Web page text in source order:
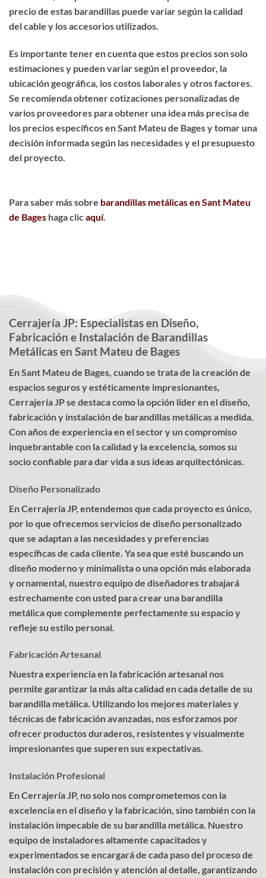
precio de estas barandillas puede variar según la calidad
del cable y los accesorios utilizados.
Es importante tener en cuenta que estos precios son solo
estimaciones y pueden variar según el proveedor, la
ubicación geográfica, los costos laborales y otros factores.
Se recomienda obtener cotizaciones personalizadas de
varios proveedores para obtener una idea más precisa de
los precios específicos en Sant Mateu de Bages y tomar una
decisión informada según las necesidades y el presupuesto
del proyecto.
Para saber más sobre barandillas metálicas en Sant Mateu
de Bages haga clicaquí.
Cerrajería JP: Especialistas en Diseño,
Fabricación e Instalación de Barandillas
Metálicas en Sant Mateu de Bages
En Sant Mateu de Bages, cuando se trata de la creación de
espacios seguros y estéticamente impresionantes,
Cerrajería JP se destaca como la opción líder en el diseño,
fabricación y instalación de barandillas metálicas a medida.
Con años de experiencia en el sector y un compromiso
inquebrantable con la calidad y la excelencia, somos su
socio confiable para dar vida a sus ideas arquitectónicas.
Diseño Personalizado
En Cerrajería JP, entendemos que cada proyecto es único,
por lo que ofrecemos servicios de diseño personalizado
que se adaptan a las necesidades y preferencias
específicas de cada cliente. Ya sea que esté buscando un
diseño moderno y minimalista o una opción más elaborada
y ornamental, nuestro equipo de diseñadores trabajará
estrechamente con usted para crear una barandilla
metálica que complemente perfectamente su espacio y
refleje su estilo personal.
Fabricación Artesanal
Nuestra experiencia en la fabricación artesanal nos
permite garantizar la más alta calidad en cada detalle de su
barandilla metálica. Utilizando los mejores materiales y
técnicas de fabricación avanzadas, nos esforzamos por
ofrecer productos duraderos, resistentes y visualmente
impresionantes que superen sus expectativas.
Instalación Profesional
En Cerrajería JP, no solo nos comprometemos con la
excelencia en el diseño y la fabricación, sino también con la
instalación impecable de su barandilla metálica. Nuestro
equipo de instaladores altamente capacitados y
experimentados se encargará de cada paso del proceso de
instalación con precisión y atención al detalle, garantizando